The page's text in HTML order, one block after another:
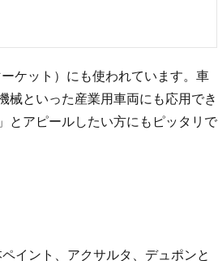
ケット）にも使われています。車
械といった産業用車両にも応用でき
とアピールしたい方にもピッタリで
イント、アクサルタ、デュポンと